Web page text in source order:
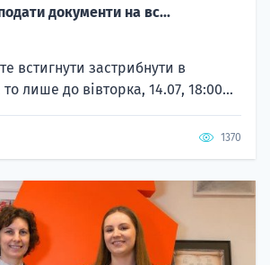
документи на вс...
встигнути застрибнути в
то лише до вівторка, 14.07, 18:00...
1370